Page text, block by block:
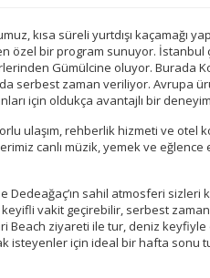
kısa süreli yurtdışı kaçamağı
özel bir program sunuyor. İstanbul
Gümülcine oluyor. Burada
serbest zaman veriliyor. Avrupa
için oldukça avantajlı bir
ulaşım, rehberlik hizmeti ve otel
canlı müzik, yemek ve
Dedeağaç’ın sahil atmosferi sizleri
vakit geçirebilir, serbest
Beach ziyareti ile tur, deniz keyfiyle
isteyenler için ideal bir hafta sonu